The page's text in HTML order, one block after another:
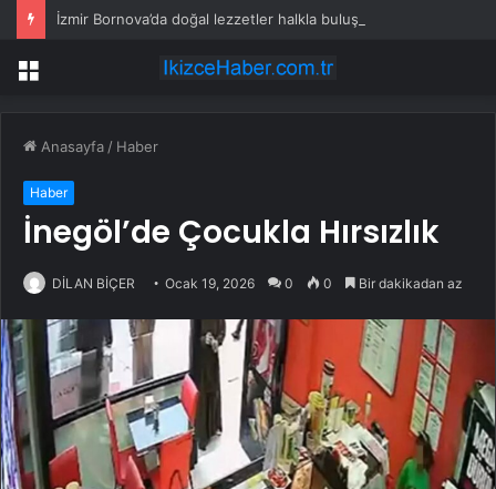
İzmir Bornova’da doğal lezzetler halkla buluşuyor
Menü
Anasayfa / Haber
Haber
İnegöl’de Çocukla Hırsızlık
DİLAN BİÇER Ocak 19, 2026 0 0 Bir dakikadan az